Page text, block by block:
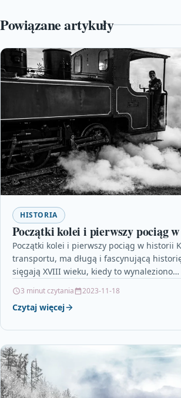
Powiązane artykuły
HISTORIA
Początki kolei i pierwszy pociąg
Początki kolei i pierwszy pociąg w historii
transportu, ma długą i fascynującą
sięgają XVIII wieku, kiedy to wynaleziono…
3 minut czytania 2023-11-18
Czytaj więcej